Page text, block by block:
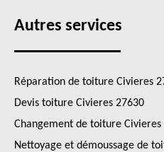
Autres services
Réparation de toiture Civieres
Devis toiture Civieres 27630
Changement de toiture Civieres
Nettoyage et démoussage de